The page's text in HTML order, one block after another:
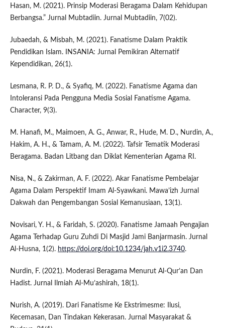
Hasan, M. (2021). Prinsip Moderasi Beragama Dalam Kehidupan
Berbangsa.” Jurnal Mubtadiin. Jurnal Mubtadiin, 7(02).
Jubaedah, & Misbah, M. (2021). Fanatisme Dalam Praktik
Pendidikan Islam. INSANIA: Jurnal Pemikiran Alternatif
Kependidikan, 26(1).
Lesmana, R. P. D., & Syafiq, M. (2022). Fanatisme Agama dan
Intoleransi Pada Pengguna Media Sosial Fanatisme Agama.
Character, 9(3).
M. Hanafi, M., Maimoen, A. G., Anwar, R., Hude, M. D., Nurdin, A.,
Hakim, A. H., & Tamam, A. M. (2022). Tafsir Tematik Moderasi
Beragama. Badan Litbang dan Diklat Kementerian Agama RI.
Nisa, N., & Zakirman, A. F. (2022). Akar Fanatisme Pembelajar
Agama Dalam Perspektif Imam Al-Syawkani. Mawa’izh Jurnal
Dakwah dan Pengembangan Sosial Kemanusiaan, 13(1).
Novisari, Y. H., & Faridah, S. (2020). Fanatisme Jamaah Pengajian
Agama Terhadap Guru Zuhdi Di Masjid Jami Banjarmasin. Jurnal
Al-Husna, 1(2). https://doi.org/doi:10.1234/jah.v1i2.3740.
Nurdin, F. (2021). Moderasi Beragama Menurut Al-Qur’an Dan
Hadist. Jurnal Ilmiah Al-Mu’ashirah, 18(1).
Nurish, A. (2019). Dari Fanatisme Ke Ekstrimesme: Ilusi,
Kecemasan, Dan Tindakan Kekerasan. Jurnal Masyarakat &